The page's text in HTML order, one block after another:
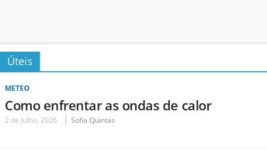
Úteis
METEO
Como enfrentar as ondas de calor
2 de Julho, 2026 Sofia Quintas